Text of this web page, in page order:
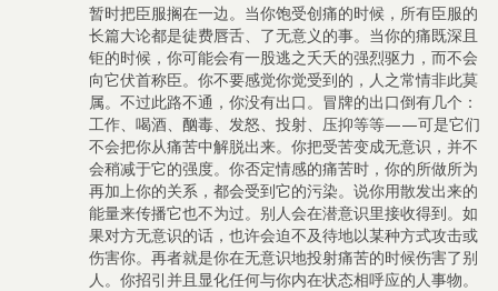
暂时把臣服搁在一边。当你饱受创痛的时候，所有臣服的
长篇大论都是徒费唇舌、了无意义的事。当你的痛既深且
钜的时候，你可能会有一股逃之夭夭的强烈驱力，而不会
向它伏首称臣。你不要感觉你觉受到的，人之常情非此莫
属。不过此路不通，你没有出口。冒牌的出口倒有几个：
工作、喝酒、酗毒、发怒、投射、压抑等等——可是它们
不会把你从痛苦中解脱出来。你把受苦变成无意识，并不
会稍减于它的强度。你否定情感的痛苦时，你的所做所为
再加上你的关系，都会受到它的污染。说你用散发出来的
能量来传播它也不为过。别人会在潜意识里接收得到。如
果对方无意识的话，也许会迫不及待地以某种方式攻击或
伤害你。再者就是你在无意识地投射痛苦的时候伤害了别
人。你招引并且显化任何与你内在状态相呼应的人事物。